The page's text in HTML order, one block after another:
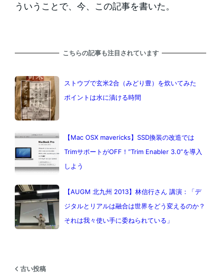
ういうことで、今、この記事を書いた。
こちらの記事も注目されています
ストウブで玄米2合（みどり豊）を炊いてみた
ポイントは水に漬ける時間
【Mac OSX mavericks】SSD換装の改造では
TrimサポートがOFF！”Trim Enabler 3.0”を導入
しよう
【AUGM 北九州 2013】林信行さん 講演：「デ
ジタルとリアルは融合は世界をどう変えるのか？
それは我々使い手に委ねられている」
古い投稿